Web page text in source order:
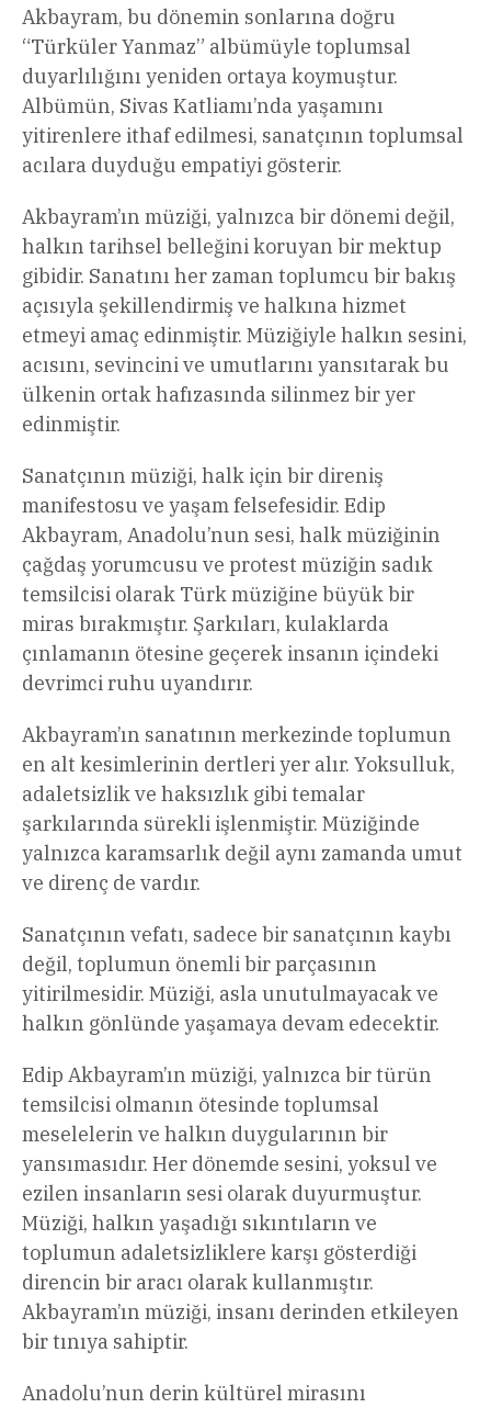
Akbayram, bu dönemin sonlarına doğru
“Türküler Yanmaz” albümüyle toplumsal
duyarlılığını yeniden ortaya koymuştur.
Albümün, Sivas Katliamı’nda yaşamını
yitirenlere ithaf edilmesi, sanatçının toplumsal
acılara duyduğu empatiyi gösterir.
Akbayram’ın müziği, yalnızca bir dönemi değil,
halkın tarihsel belleğini koruyan bir mektup
gibidir. Sanatını her zaman toplumcu bir bakış
açısıyla şekillendirmiş ve halkına hizmet
etmeyi amaç edinmiştir. Müziğiyle halkın sesini,
acısını, sevincini ve umutlarını yansıtarak bu
ülkenin ortak hafızasında silinmez bir yer
edinmiştir.
Sanatçının müziği, halk için bir direniş
manifestosu ve yaşam felsefesidir. Edip
Akbayram, Anadolu’nun sesi, halk müziğinin
çağdaş yorumcusu ve protest müziğin sadık
temsilcisi olarak Türk müziğine büyük bir
miras bırakmıştır. Şarkıları, kulaklarda
çınlamanın ötesine geçerek insanın içindeki
devrimci ruhu uyandırır.
Akbayram’ın sanatının merkezinde toplumun
en alt kesimlerinin dertleri yer alır. Yoksulluk,
adaletsizlik ve haksızlık gibi temalar
şarkılarında sürekli işlenmiştir. Müziğinde
yalnızca karamsarlık değil aynı zamanda umut
ve direnç de vardır.
Sanatçının vefatı, sadece bir sanatçının kaybı
değil, toplumun önemli bir parçasının
yitirilmesidir. Müziği, asla unutulmayacak ve
halkın gönlünde yaşamaya devam edecektir.
Edip Akbayram’ın müziği, yalnızca bir türün
temsilcisi olmanın ötesinde toplumsal
meselelerin ve halkın duygularının bir
yansımasıdır. Her dönemde sesini, yoksul ve
ezilen insanların sesi olarak duyurmuştur.
Müziği, halkın yaşadığı sıkıntıların ve
toplumun adaletsizliklere karşı gösterdiği
direncin bir aracı olarak kullanmıştır.
Akbayram’ın müziği, insanı derinden etkileyen
bir tınıya sahiptir.
Anadolu’nun derin kültürel mirasını